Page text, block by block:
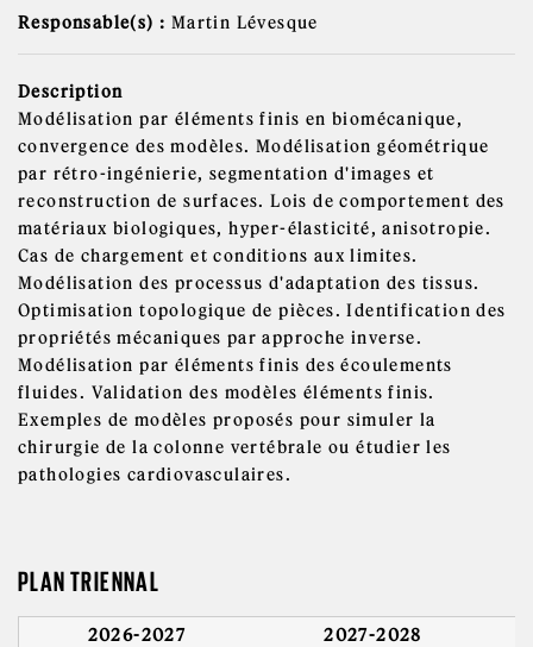
Responsable(s) : Martin Lévesque
Description
Modélisation par éléments finis en biomécanique,
convergence des modèles. Modélisation géométrique
par rétro-ingénierie, segmentation d'images et
reconstruction de surfaces. Lois de comportement des
matériaux biologiques, hyper-élasticité, anisotropie.
Cas de chargement et conditions aux limites.
Modélisation des processus d'adaptation des tissus.
Optimisation topologique de pièces. Identification des
propriétés mécaniques par approche inverse.
Modélisation par éléments finis des écoulements
fluides. Validation des modèles éléments finis.
Exemples de modèles proposés pour simuler la
chirurgie de la colonne vertébrale ou étudier les
pathologies cardiovasculaires.
PLAN TRIENNAL
2026-2027 2027-2028